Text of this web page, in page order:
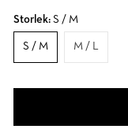
Storlek: S / M
S / M M / L